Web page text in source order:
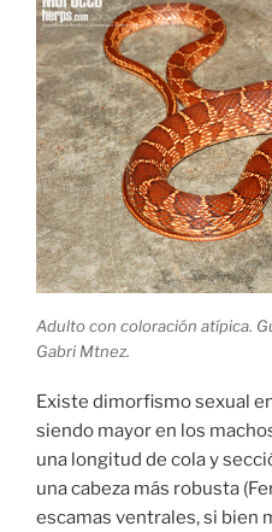
Adulto con coloración atípica.
Gabri Mtnez.
Existe dimorfismo sexual
siendo mayor en los
una longitud de cola y
una cabeza más robusta
escamas ventrales, si bien